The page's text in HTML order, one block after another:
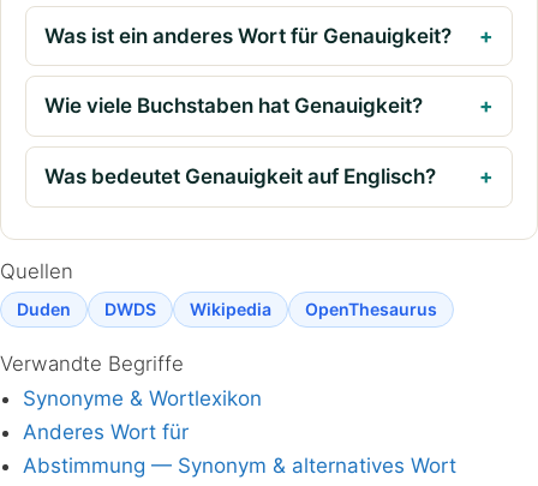
Was ist ein anderes Wort für Genauigkeit?
Wie viele Buchstaben hat Genauigkeit?
Was bedeutet Genauigkeit auf Englisch?
Quellen
Duden DWDS Wikipedia OpenThesaurus
Verwandte Begriffe
Synonyme & Wortlexikon
Anderes Wort für
Abstimmung — Synonym & alternatives Wort